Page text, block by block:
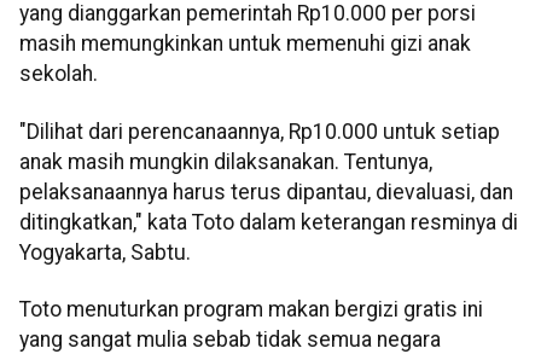
yang dianggarkan pemerintah Rp10.000 per porsi
masih memungkinkan untuk memenuhi gizi anak
sekolah.
"Dilihat dari perencanaannya, Rp10.000 untuk setiap
anak masih mungkin dilaksanakan. Tentunya,
pelaksanaannya harus terus dipantau, dievaluasi, dan
ditingkatkan," kata Toto dalam keterangan resminya di
Yogyakarta, Sabtu.
Toto menuturkan program makan bergizi gratis ini
yang sangat mulia sebab tidak semua negara